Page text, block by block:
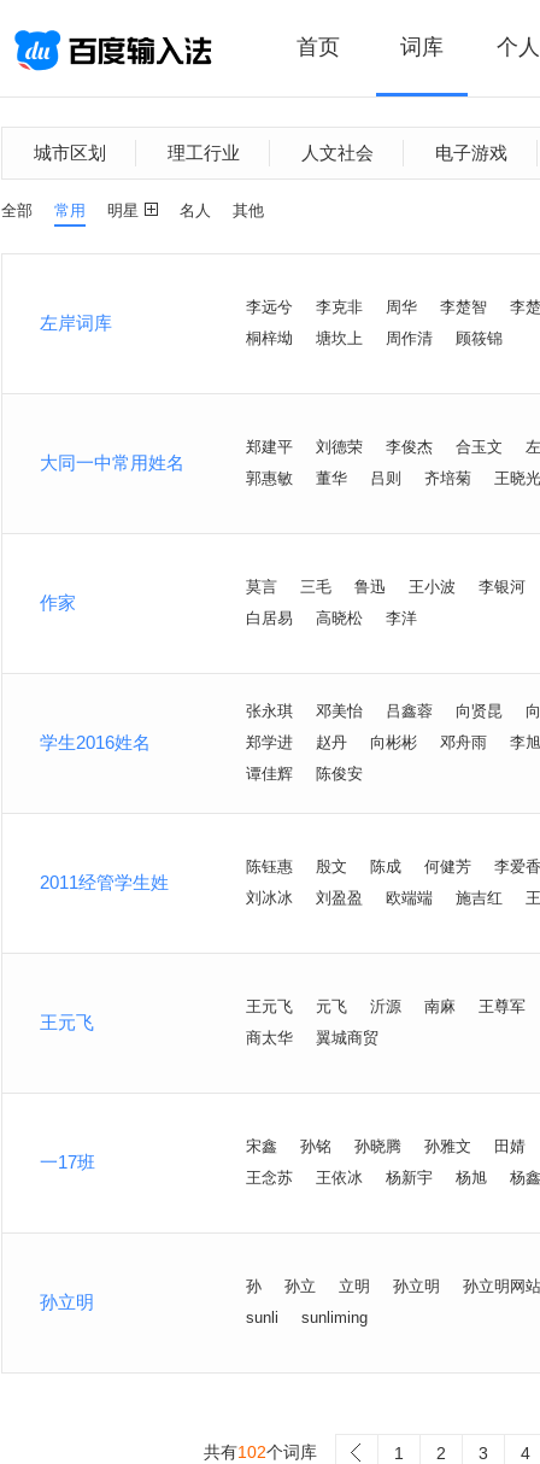
首页 词库 个
城市区划 理工行业 人文社会 电子游戏
全部 常用 明星 名人 其他
左岸词库
李远兮 李克非 周华 李楚智
李
桐梓坳
塘坎上 周作清 顾筱锦
大同一中常用姓名
郑建平 刘德荣 李俊杰 合玉文
郭惠敏
董华 吕则 齐培菊 王晓光
作家
莫言 三毛 鲁迅 王小波
李银河
白居易
高晓松 李洋
学生2016姓名
张永琪 邓美怡 吕鑫蓉 向贤昆
郑学进
赵丹 向彬彬 邓舟雨
李
谭佳辉
陈俊安
2011经管学生姓
陈钰惠 殷文 陈成 何健芳
李爱香
刘冰冰
刘盈盈 欧端端 施吉红
王元飞
王元飞 元飞 沂源 南麻
王尊军
商太华
翼城商贸
一17班
宋鑫 孙铭 孙晓腾 孙雅文
田婧
王念苏
王依冰 杨新宇 杨旭 杨
孙立明
孙 孙立 立明 孙立明
孙立明网站
sunli
sunliming
共有102个词库 1 2 3 4